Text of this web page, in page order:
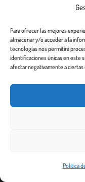
Este sitio web utiliza cookies
Para ofrecer las mejores
almacenar y/o acceder a la
tecnologías nos permitirá
identificaciones únicas en este
afectar negativamente a
Política
Inicio
Aviso
Todos